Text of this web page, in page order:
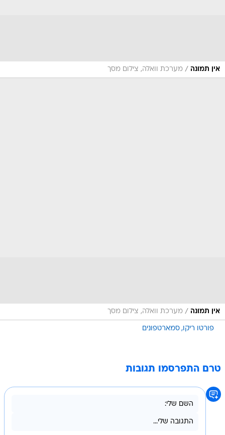
אין תמונה / מערכת וואלה, צילום מסך
אין תמונה / מערכת וואלה, צילום מסך
פורטו ריקו סמארטפונים
טרם התפרסמו תגובות